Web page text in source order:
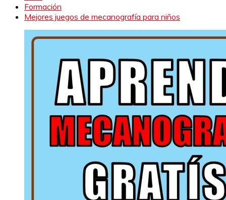
Formación
Mejores juegos de mecanografía para niños